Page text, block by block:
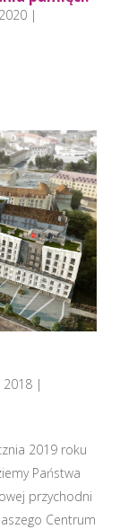
|
2018|
2019 roku
Państwa
przychodni
Centrum